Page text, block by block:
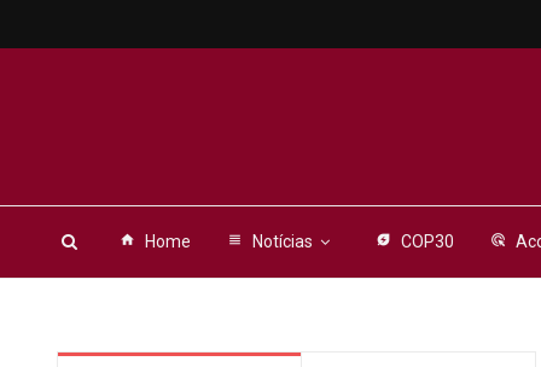
home Home view_headline Notícias energy_savings_leaf COP30 ads_click